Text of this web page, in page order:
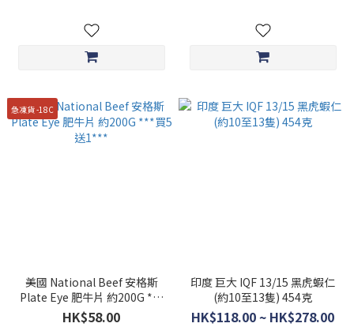
急凍貨 -18C
美國 National Beef 安格斯
Plate Eye 肥牛片 約200G ***
買5送1***
HK$58.00
印度 巨大 IQF 13/15 黑虎蝦仁
(約10至13隻) 454克
HK$118.00 ~ HK$278.00